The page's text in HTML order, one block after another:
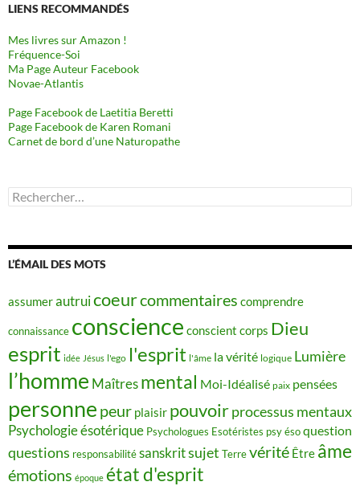
LIENS RECOMMANDÉS
Mes livres sur Amazon !
Fréquence-Soi
Ma Page Auteur Facebook
Novae-Atlantis
Page Facebook de Laetitia Beretti
Page Facebook de Karen Romani
Carnet de bord d’une Naturopathe
Rechercher :
L’ÉMAIL DES MOTS
assumerautruicoeurcommentaires comprendre
connaissance conscience conscient corps Dieu
esprit idée Jésus l'ego l'esprit l'âme la vérité logique Lumière
l’homme Maîtres mental Moi-Idéalisé paix pensées
personne peur plaisir pouvoirprocessus mentaux
Psychologie ésotérique Psychologues Esotéristes psy ésoquestion
questions responsabilitésanskritsujet Terrevérité Être âme
émotions époque état d'esprit